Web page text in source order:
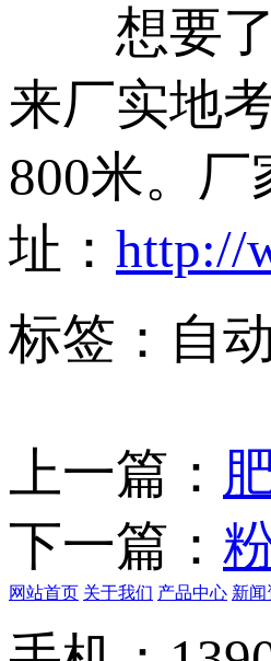
想要了
来厂实地
800米。
址： http://
标签：自
上一篇：
下一篇：
网站首页 关于我们 产品中心 新闻